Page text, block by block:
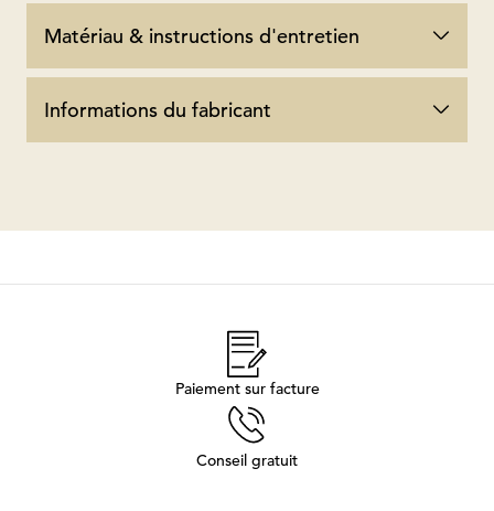
Matériau & instructions d'entretien
Informations du fabricant
Paiement sur facture
Conseil gratuit